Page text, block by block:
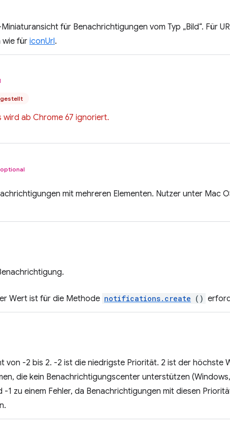
Miniaturansicht für Benachrichtigungen vom Typ „Bild“. Für
wie füriconUrl.
wird ab Chrome 67 ignoriert.
optional
mit mehreren Elementen. Nutzer unter Mac
Wert ist für die Methode notifications.create ()
von -2 bis 2. -2 ist die niedrigste Priorität. 2 ist der höchste
die kein Benachrichtigungscenter unterstützen
-1 zu einem Fehler, da Benachrichtigungen mit diesen